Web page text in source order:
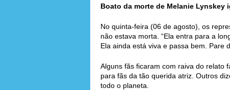
Boato da morte de Melanie Lynskey
No quinta-feira (06 de agosto), os
não estava morta. “Ela entra para a
Ela ainda está viva e passa bem. Pare
Alguns fãs ficaram com raiva do relato
para fãs da tão querida atriz. Outros
todo o planeta.